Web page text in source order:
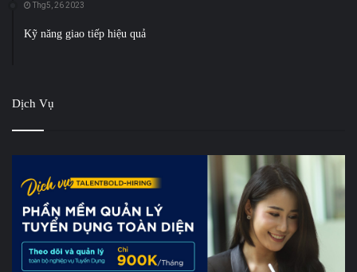
Thg5, 26 2023
Kỹ năng giao tiếp hiệu quả
Dịch Vụ